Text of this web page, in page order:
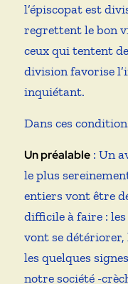
l’épiscopat est
regrettent le bon
ceux qui tentent
division favorise
inquiétant.
Dans ces
Un préalable: Un
le plus
entiers vont être
difficile à faire :
vont se
les quelques
notre société -